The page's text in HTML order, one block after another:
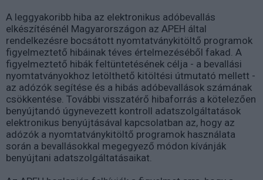
A leggyakoribb hiba az elektronikus adóbevallás
elkészítésénél Magyarországon az APEH által
rendelkezésre bocsátott nyomtatványkitöltő programok
figyelmeztető hibáinak téves értelmezéséből fakad. A
figyelmeztető hibák feltüntetésének célja - a bevallási
nyomtatványokhoz letölthető kitöltési útmutató mellett -
az adózók segítése és a hibás adóbevallások számának
csökkentése. További visszatérő hibaforrás a kötelezően
benyújtandó úgynevezett kontroll adatszolgáltatások
elektronikus benyújtásával kapcsolatban az, hogy az
adózók a nyomtatványkitöltő programok használata
során a bevallásokkal megegyező módon kívánják
benyújtani adatszolgáltatásaikat.